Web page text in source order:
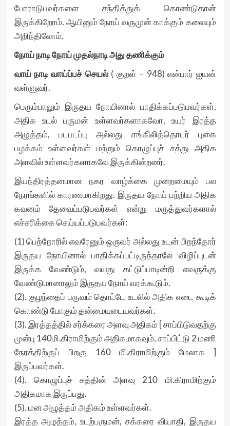
போராடுபவர்களை சந்தித்துக் கொண்டுதான்
இருக்கிறோம். ஆயினும் நோய் வருமுன் காக்கும் கலையும்
அறிந்திலோம்.
நோய் நாடி நோய் முதல்நாடி அது தணிக்கும்
வாய் நாடி வாய்ப்பச் செயல் ( குறள் – 948) என்பார் ஐயன்
வள்ளுவர்.
பெரும்பாலும் இருதய நோயினால் பாதிக்கப்படுபவர்கள்,
அதிக உடல் பருமன் உள்ளவர்களாகவோ, உயர் இரத்த
அழுத்தம், படபடப்பு அல்லது சங்கிலித்தொடர் புகை
பழக்கம் உள்ளவர்கள் மற்றும் கொழுப்புச் சத்து அதிக
அளவில் உள்ளவர்களாகவே இருக்கின்றனர்.
இயந்திரத்தனமான நகர வாழ்க்கை முறைமையும் பல
நேரங்களில் காரணமாகிறது. இருதய நோய் பற்றிய அதிக
கவனம் தேவைப்படுபவர்கள் என்று மருத்துவர்களால்
எச்சரிக்கை செய்யப்படுபவர்கள்:
(1) பெற்றோரில் எவரேனும் ஒருவர் அல்லது உடன் பிறந்தோர்
இருதய நோயினால் பாதிக்கப்பட்டிருந்தாலே விழிப்புடன்
இருக்க வேண்டும், வயது கட்டுப்பாடின்றி எவருக்கு
வேண்டுமானாலும் இருதய நோய் வரக்கூடும்.
(2). குழந்தைப் பருவம் தொட்டே உடலில் அதிக எடை கூடிக்
கொண்டு போகும் தன்மையுடையவர்கள்.
(3). இரத்தத்தில் சர்க்கரை அளவு அதிகம் [ சாப்பிடுவதற்கு
முன்பு 140மி.கிராமிற்கும் அதிகமாகவும், சாப்பிட்டு 2 மணி
நேரத்திற்குப் பிறகு 160 மி.கிராமிற்கும் மேலாக ]
இருப்பவர்கள்.
(4). கொழுப்புச் சத்தின் அளவு 210 மி.கிராமிற்கும்
அதிகமாக இருப்பது.
(5). மன அழுத்தம் அதிகம் உள்ளவர்கள்.
இரத்த அழுத்தம், உடற்பருமன், சக்கரை வியாதி, இருதய